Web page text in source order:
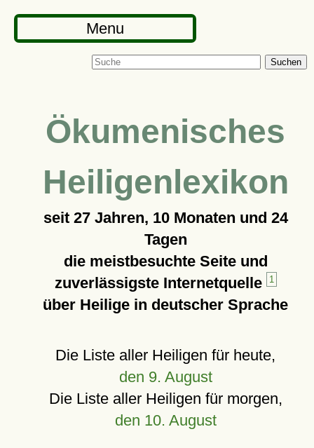
Menu
Suchen
Ökumenisches
Heiligenlexikon
seit 27 Jahren, 10 Monaten und 24
Tagen
die meistbesuchte Seite und
zuverlässigste Internetquelle
1
über Heilige in deutscher Sprache
Die Liste aller Heiligen für heute,
den 9. August
Die Liste aller Heiligen für morgen,
den 10. August